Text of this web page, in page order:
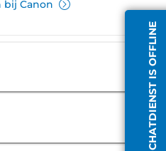
CHATDIENST IS OFFLINE
bij Canon